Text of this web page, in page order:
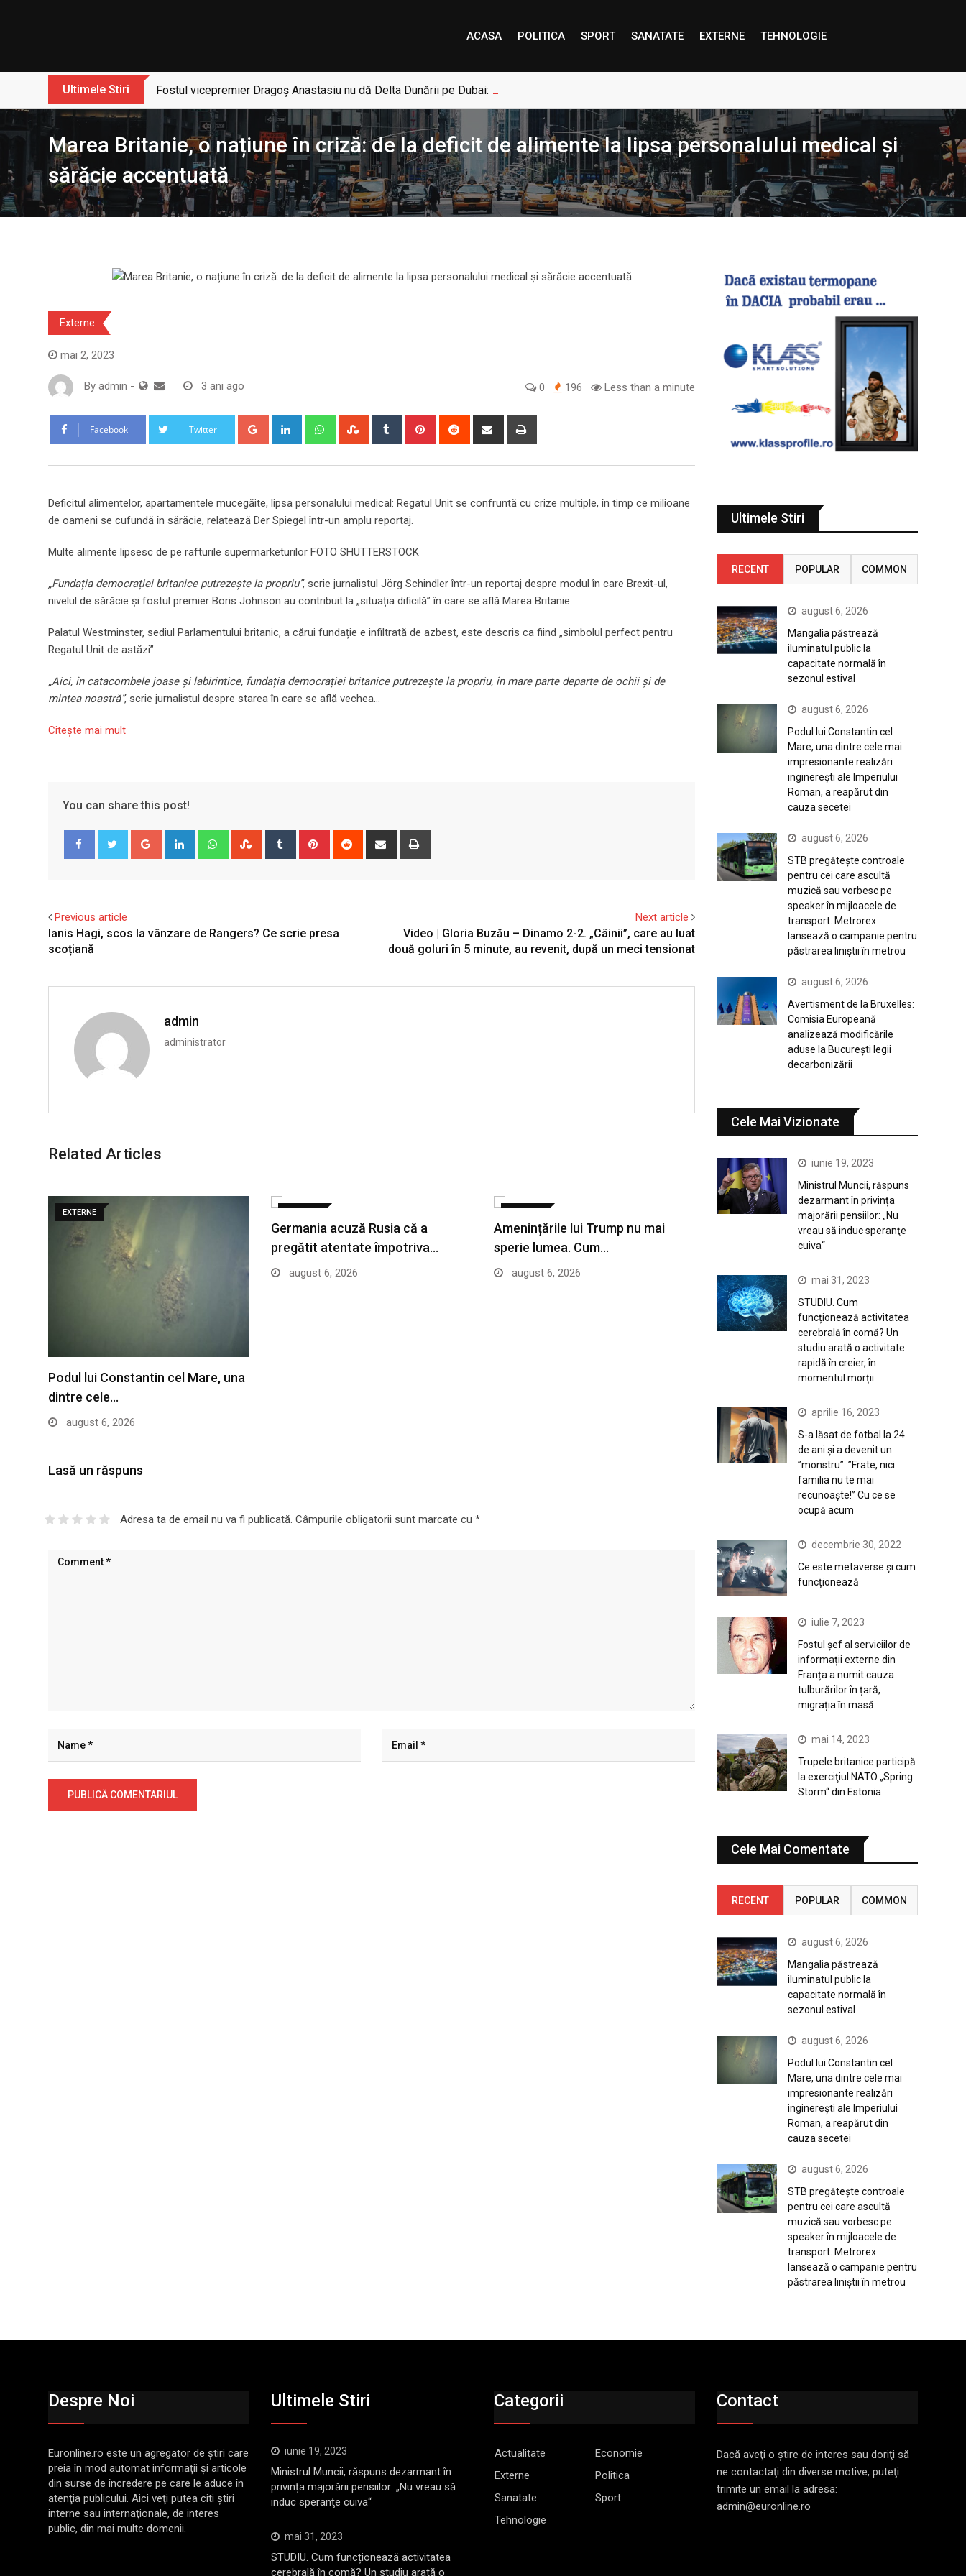
ACASA POLITICA SPORT SANATATE EXTERNE TEHNOLOGIE
Ultimele Stiri Fostul vicepremier Dragoș Anastasiu nu dă Delta Dunării pe Dubai: „Uneori, Paradisul este mai aproape decât credem”
Marea Britanie, o națiune în criză: de la deficit de alimente la lipsa personalului medical și
sărăcie accentuată
Externe
mai 2, 2023
By admin - 3 ani ago 0 196 Less than a minute
Facebook Twitter Google+ LinkedIn WhatsappStumbleUpon
Tumblr Pinterest Reddit
Share
Deficitul alimentelor, apartamentele mucegăite, lipsa personalului medical: Regatul Unit se confruntă cu crize multiple, în timp ce milioane
de oameni se cufundă în sărăcie, relatează Der Spiegel într-un amplu reportaj.
Multe alimente lipsesc de pe rafturile supermarketurilor FOTO SHUTTERSTOCK
„Fundația democrației britanice putrezește la propriu”, scrie jurnalistul Jörg Schindler într-un reportaj despre modul în care Brexit-ul,
nivelul de sărăcie și fostul premier Boris Johnson au contribuit la „situația dificilă” în care se află Marea Britanie.
Palatul Westminster, sediul Parlamentului britanic, a cărui fundație e infiltrată de azbest, este descris ca fiind „simbolul perfect pentru
Regatul Unit de astăzi”.
„Aici, în catacombele joase și labirintice, fundația democrației britanice putrezește la propriu, în mare parte departe de ochii și de
mintea noastră”, scrie jurnalistul despre starea în care se află vechea…
Citeşte mai mult
You can share this post!
Google+ LinkedIn WhatsappStumbleUpon
Tumblr Pinterest Reddit
Share
Previous article
Ianis Hagi, scos la vânzare de Rangers? Ce scrie presa
scoțiană
Next article
Video | Gloria Buzău – Dinamo 2-2. „Câinii”, care au luat
două goluri în 5 minute, au revenit, după un meci tensionat
admin
administrator
Related Articles
EXTERNE
Podul lui Constantin cel Mare, una
dintre cele…
august 6, 2026
Germania acuză Rusia că a
pregătit atentate împotriva…
august 6, 2026
Amenințările lui Trump nu mai
sperie lumea. Cum…
august 6, 2026
Lasă un răspuns
Adresa ta de email nu va fi publicată. Câmpurile obligatorii sunt marcate cu *
Ultimele Stiri
RECENT POPULAR COMMON
august 6, 2026
Mangalia păstrează
iluminatul public la
capacitate normală în
sezonul estival
august 6, 2026
Podul lui Constantin cel
Mare, una dintre cele mai
impresionante realizări
inginerești ale Imperiului
Roman, a reapărut din
cauza secetei
august 6, 2026
STB pregătește controale
pentru cei care ascultă
muzică sau vorbesc pe
speaker în mijloacele de
transport. Metrorex
lansează o campanie pentru
păstrarea liniștii în metrou
august 6, 2026
Avertisment de la Bruxelles:
Comisia Europeană
analizează modificările
aduse la București legii
decarbonizării
Cele Mai Vizionate
iunie 19, 2023
Ministrul Muncii, răspuns
dezarmant în privința
majorării pensiilor: „Nu
vreau să induc speranţe
cuiva“
mai 31, 2023
STUDIU. Cum
funcționează activitatea
cerebrală în comă? Un
studiu arată o activitate
rapidă în creier, în
momentul morții
aprilie 16, 2023
S-a lăsat de fotbal la 24
de ani și a devenit un
”monstru”: ”Frate, nici
familia nu te mai
recunoaște!” Cu ce se
ocupă acum
decembrie 30, 2022
Ce este metaverse și cum
funcționează
iulie 7, 2023
Fostul șef al serviciilor de
informații externe din
Franța a numit cauza
tulburărilor în țară,
migrația în masă
mai 14, 2023
Trupele britanice participă
la exerciţiul NATO „Spring
Storm“ din Estonia
Cele Mai Comentate
RECENT POPULAR COMMON
august 6, 2026
Mangalia păstrează
iluminatul public la
capacitate normală în
sezonul estival
august 6, 2026
Podul lui Constantin cel
Mare, una dintre cele mai
impresionante realizări
inginerești ale Imperiului
Roman, a reapărut din
cauza secetei
august 6, 2026
STB pregătește controale
pentru cei care ascultă
muzică sau vorbesc pe
speaker în mijloacele de
transport. Metrorex
lansează o campanie pentru
păstrarea liniștii în metrou
Despre Noi
Euronline.ro este un agregator de ştiri care
preia în mod automat informaţii şi articole
din surse de încredere pe care le aduce în
atenţia publicului. Aici veţi putea citi ştiri
interne sau internaţionale, de interes
public, din mai multe domenii.
Ultimele Stiri
iunie 19, 2023
Ministrul Muncii, răspuns dezarmant în
privința majorării pensiilor: „Nu vreau să
induc speranţe cuiva“
mai 31, 2023
STUDIU. Cum funcționează activitatea
cerebrală în comă? Un studiu arată o
Categorii
Actualitate
Economie
Externe
Politica
Sanatate
Sport
Tehnologie
Contact
Dacă aveţi o ştire de interes sau doriţi să
ne contactaţi din diverse motive, puteţi
trimite un email la adresa:
admin@euronline.ro